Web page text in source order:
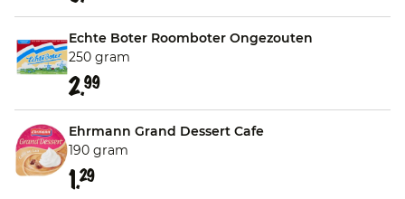
Echte Boter Roomboter Ongezouten
250 gram
2.99
Ehrmann Grand Dessert Cafe
190 gram
1.29